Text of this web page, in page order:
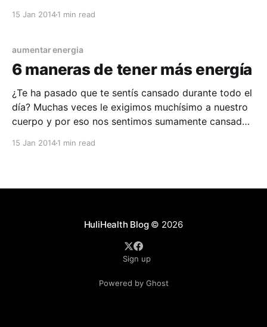
15 Jan 20141 min read
aumentar energia
6 maneras de tener más energía
¿Te ha pasado que te sentís cansado durante todo el
día? Muchas veces le exigimos muchísimo a nuestro
cuerpo y por eso nos sentimos sumamente cansados
15 Jan 20141 min read
HuliHealth Blog© 2026
Sign up
Powered by Ghost